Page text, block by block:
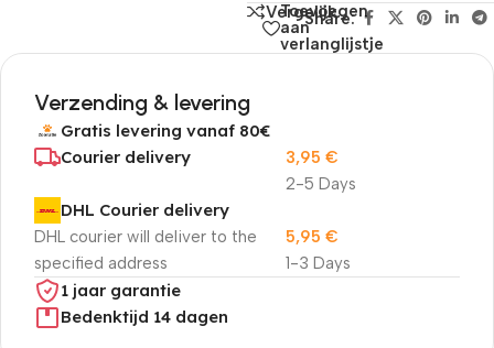
Vergelijk
Toevoegen
aan
verlanglijstje
Share:
Verzending & levering
Gratis levering vanaf 80€
Courier delivery
2-5 Days
3,95 €
DHL Courier delivery
DHL courier will deliver to the
specified address
1-3 Days
5,95 €
1 jaar garantie
Bedenktijd 14 dagen